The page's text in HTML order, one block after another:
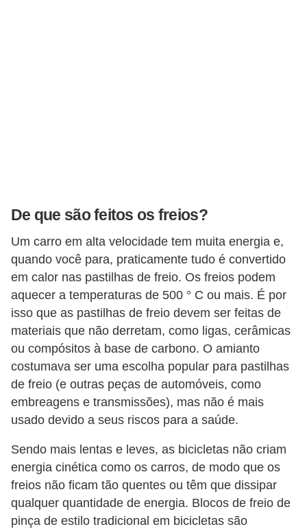
De que são feitos os freios?
Um carro em alta velocidade tem muita energia e,
quando você para, praticamente tudo é convertido
em calor nas pastilhas de freio. Os freios podem
aquecer a temperaturas de 500 ° C ou mais. É por
isso que as pastilhas de freio devem ser feitas de
materiais que não derretam, como ligas, cerâmicas
ou compósitos à base de carbono. O amianto
costumava ser uma escolha popular para pastilhas
de freio (e outras peças de automóveis, como
embreagens e transmissões), mas não é mais
usado devido a seus riscos para a saúde.
Sendo mais lentas e leves, as bicicletas não criam
energia cinética como os carros, de modo que os
freios não ficam tão quentes ou têm que dissipar
qualquer quantidade de energia. Blocos de freio de
pinça de estilo tradicional em bicicletas são